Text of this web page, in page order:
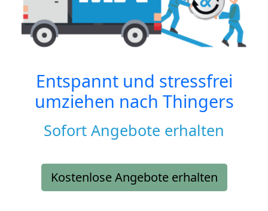
Entspannt und stressfrei
umziehen nach Thingers
Sofort Angebote erhalten
Kostenlose Angebote erhalten